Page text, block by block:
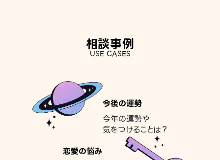
相談事例
USE CASES
今後の運勢
今年の運勢や
気をつけることは？
恋愛の悩み